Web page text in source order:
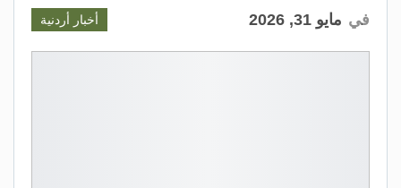
أخبار أردنية في مايو 31, 2026